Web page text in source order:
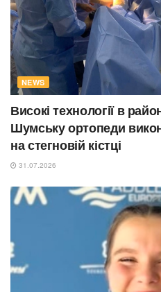
NEWS
Високі технології в
Шумську ортопеди
на стегновій кістці
31.07.2026